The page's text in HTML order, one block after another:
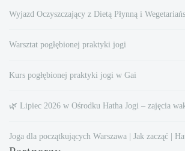
Wyjazd Oczyszczający z Dietą Płynną i
Warsztat pogłębionej praktyki jogi
Kurs pogłębionej praktyki jogi w Gai
🌿 Lipiec 2026 w Ośrodku Hatha Jogi – zajęcia
Joga dla początkujących Warszawa | Jak zacząć |